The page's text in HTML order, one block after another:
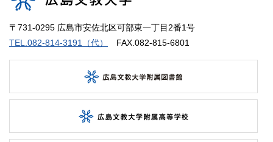
〒731-0295 広島市安佐北区可部東一丁目2番1号
TEL.082-814-3191（代）
FAX.082-815-6801